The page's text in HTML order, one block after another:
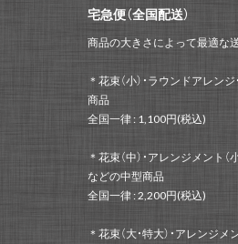
宅急便（全国配送）
商品の大きさによって最適な
＊花束（小）・ラウンドアレン
商品
全国一律 : 1,100円(税込)
＊花束（中）・アレンジメント
などの中型商品
全国一律 : 2,200円(税込)
＊花束（大・特大）・アレンジ